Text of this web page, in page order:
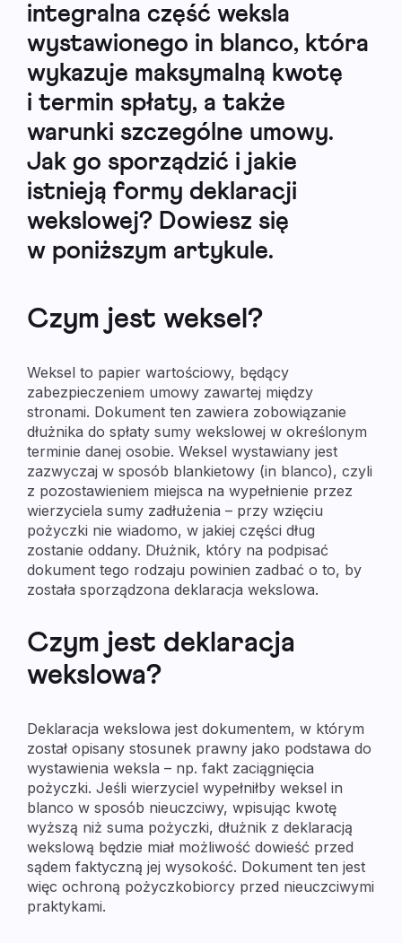
integralna część weksla
wystawionego in blanco, która
wykazuje maksymalną kwotę
i termin spłaty, a także
warunki szczególne umowy.
Jak go sporządzić i jakie
istnieją formy deklaracji
wekslowej? Dowiesz się
w poniższym artykule.
Czym jest weksel?
Weksel to papier wartościowy, będący
zabezpieczeniem umowy zawartej między
stronami. Dokument ten zawiera zobowiązanie
dłużnika do spłaty sumy wekslowej w określonym
terminie danej osobie. Weksel wystawiany jest
zazwyczaj w sposób blankietowy (in blanco), czyli
z pozostawieniem miejsca na wypełnienie przez
wierzyciela sumy zadłużenia – przy wzięciu
pożyczki nie wiadomo, w jakiej części dług
zostanie oddany. Dłużnik, który na podpisać
dokument tego rodzaju powinien zadbać o to, by
została sporządzona deklaracja wekslowa.
Czym jest deklaracja
wekslowa?
Deklaracja wekslowa jest dokumentem, w którym
został opisany stosunek prawny jako podstawa do
wystawienia weksla – np. fakt zaciągnięcia
pożyczki. Jeśli wierzyciel wypełniłby weksel in
blanco w sposób nieuczciwy, wpisując kwotę
wyższą niż suma pożyczki, dłużnik z deklaracją
wekslową będzie miał możliwość dowieść przed
sądem faktyczną jej wysokość. Dokument ten jest
więc ochroną pożyczkobiorcy przed nieuczciwymi
praktykami.